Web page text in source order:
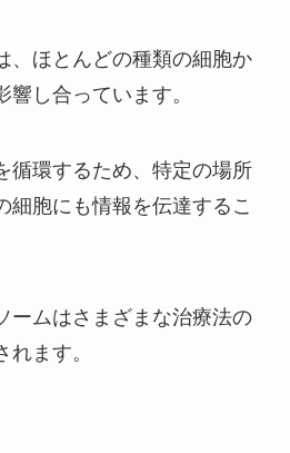
、ほとんどの種類の細胞か
響し合っています。
循環するため、特定の場所
細胞にも情報を伝達するこ
ームはさまざまな治療法の
ます。